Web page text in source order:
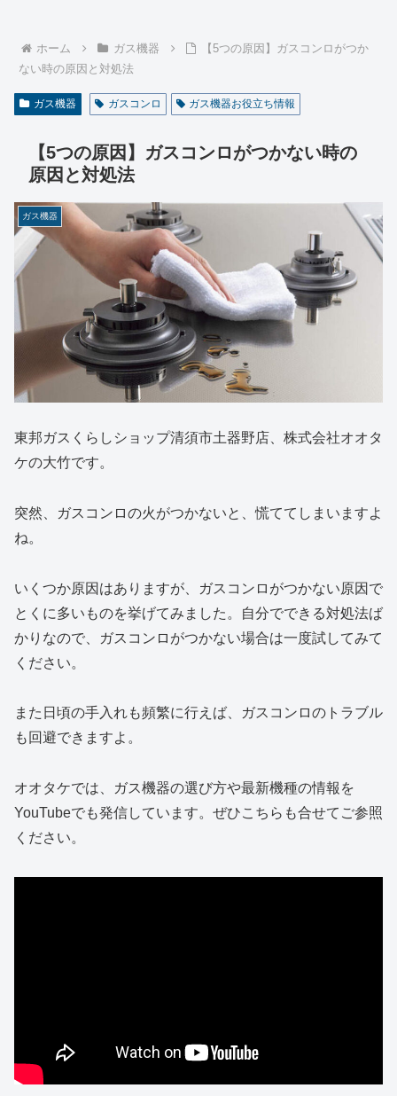
ホーム ガス機器
【5つの原因】ガスコンロがつか
ない時の原因と対処法
ガス機器 ガスコンロ ガス機器お役立ち情報
【5つの原因】ガスコンロがつかない時の
原因と対処法
ガス機器
東邦ガスくらしショップ清須市土器野店、株式会社オオタ
ケの大竹です。
突然、ガスコンロの火がつかないと、慌ててしまいますよ
ね。
いくつか原因はありますが、ガスコンロがつかない原因で
とくに多いものを挙げてみました。自分でできる対処法ば
かりなので、ガスコンロがつかない場合は一度試してみて
ください。
また日頃の手入れも頻繁に行えば、ガスコンロのトラブル
も回避できますよ。
オオタケでは、ガス機器の選び方や最新機種の情報を
YouTubeでも発信しています。ぜひこちらも合せてご参照
ください。